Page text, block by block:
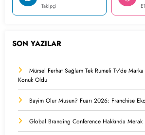
Takipçi
SON YAZILAR
Mürsel Ferhat Sağlam Tek Rumeli Tv’de
Konuk Oldu
Bayim Olur Musun? Fuarı 2026: Franchise
Global Branding Conference Hakkında